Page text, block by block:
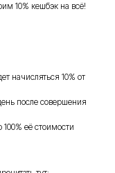
10% кешбэк на всё!
начисляться 10% от
после совершения
её стоимости